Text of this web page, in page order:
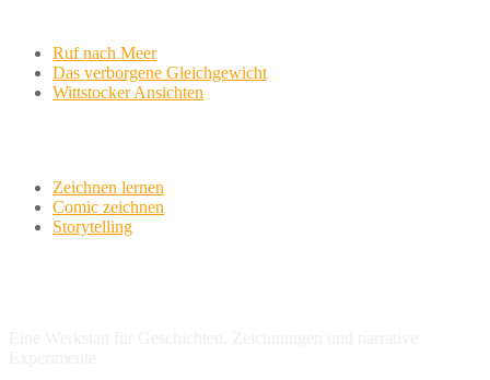
Ruf nach Meer
Das verborgene Gleichgewicht
Wittstocker Ansichten
Zeichnen lernen
Comic zeichnen
Storytelling